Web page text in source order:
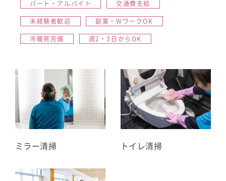
パート・アルバイト 交通費支給
未経験者歓迎 副業・WワークOK
冷暖房完備 週2・3日からOK
ミラー清掃 トイレ清掃